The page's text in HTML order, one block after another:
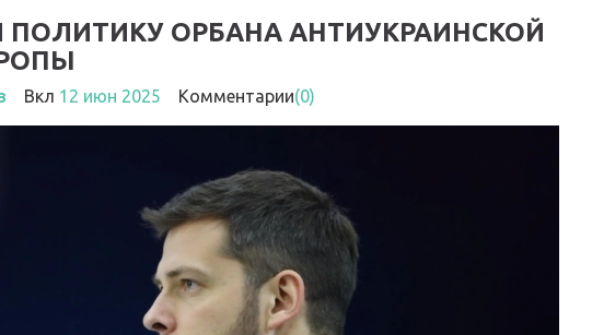
ПОЛИТИКУ ОРБАНА АНТИУКРАИНСКОЙ
Вкл 12 июн 2025 Комментарии(0)